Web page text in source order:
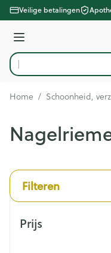
Ga naar de inhoud
Veilige betalingen
Menu
Product, merk,
Home / Schoonheid,
Filteren
Prijs